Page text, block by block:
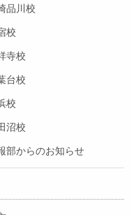
品川校
校
寺校
台校
校
沼校
部からのお知らせ